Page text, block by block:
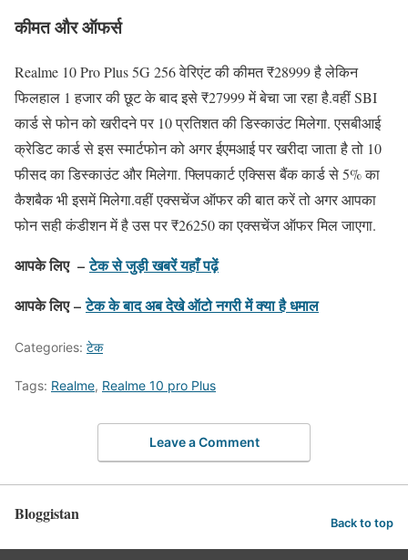
कीमत और ऑफर्स
Realme 10 Pro Plus 5G 256 वेरिएंट की कीमत ₹28999 है लेकिन
फिलहाल 1 हजार की छूट के बाद इसे ₹27999 में बेचा जा रहा है.वहीं SBI
कार्ड से फोन को खरीदने पर 10 प्रतिशत की डिस्काउंट मिलेगा. एसबीआई
क्रेडिट कार्ड से इस स्मार्टफोन को अगर ईएमआई पर खरीदा जाता है तो 10
फीसद का डिस्काउंट और मिलेगा. फ्लिपकार्ट एक्सिस बैंक कार्ड से 5% का
कैशबैक भी इसमें मिलेगा.वहीं एक्सचेंज ऑफर की बात करें तो अगर आपका
फोन सही कंडीशन में है उस पर ₹26250 का एक्सचेंज ऑफर मिल जाएगा.
आपके लिए –टेक से जुड़ी खबरें यहाँ पढ़ें
आपके लिए – टेक के बाद अब देखे ऑटो नगरी में क्या है धमाल
Categories: टेक
Tags: Realme, Realme 10 pro Plus
Leave a Comment
Bloggistan Back to top